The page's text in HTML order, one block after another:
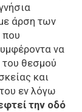
άρση των
να
του θεσμού
και
εν λόγω
την οδό